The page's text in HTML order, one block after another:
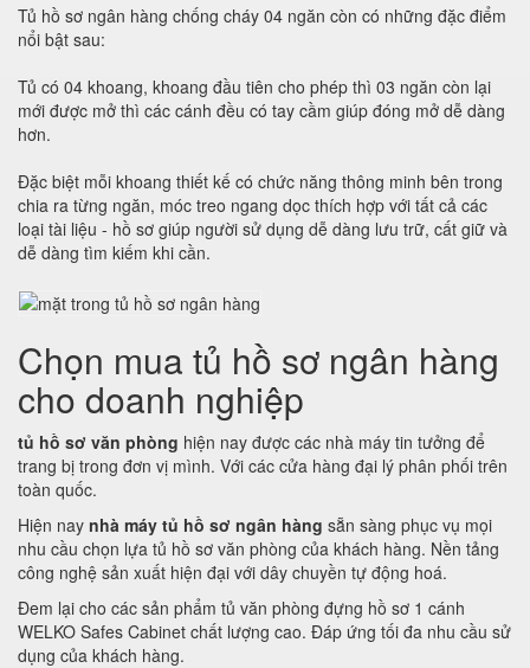
Tủ hồ sơ ngân hàng chống cháy 04 ngăn còn có những đặc điểm
nổi bật sau:
Tủ có 04 khoang, khoang đầu tiên cho phép thì 03 ngăn còn lại
mới được mở thì các cánh đều có tay cầm giúp đóng mở dễ dàng
hơn.
Đặc biệt mỗi khoang thiết kế có chức năng thông minh bên trong
chia ra từng ngăn, móc treo ngang dọc thích hợp với tất cả các
loại tài liệu - hồ sơ giúp người sử dụng dễ dàng lưu trữ, cất giữ và
dễ dàng tìm kiếm khi cần.
Chọn mua tủ hồ sơ ngân hàng
cho doanh nghiệp
tủ hồ sơ văn phòng hiện nay được các nhà máy tin tưởng để
trang bị trong đơn vị mình. Với các cửa hàng đại lý phân phối trên
toàn quốc.
Hiện nay nhà máy tủ hồ sơ ngân hàng sẵn sàng phục vụ mọi
nhu cầu chọn lựa tủ hồ sơ văn phòng của khách hàng. Nền tảng
công nghệ sản xuất hiện đại với dây chuyền tự động hoá.
Đem lại cho các sản phẩm tủ văn phòng đựng hồ sơ 1 cánh
WELKO Safes Cabinet chất lượng cao. Đáp ứng tối đa nhu cầu sử
dụng của khách hàng.